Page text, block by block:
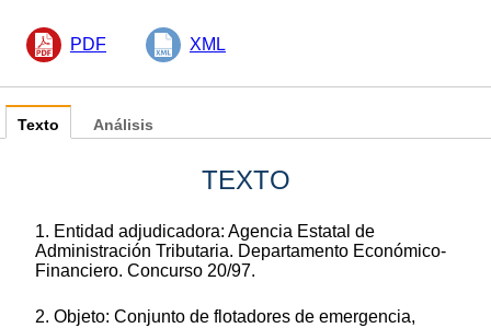
PDF XML
Texto
TEXTO
1. Entidad adjudicadora: Agencia Estatal de
Administración Tributaria. Departamento Económico-
Financiero. Concurso 20/97.
2. Objeto: Conjunto de flotadores de emergencia,
Análisis